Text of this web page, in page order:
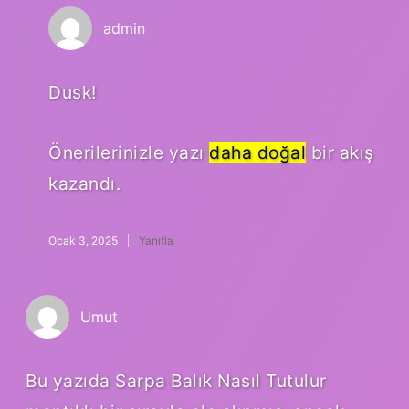
admin
Dusk!
Önerilerinizle yazı daha doğal bir akış
kazandı.
Ocak 3, 2025 Yanıtla
Umut
Bu yazıda Sarpa Balık Nasıl Tutulur